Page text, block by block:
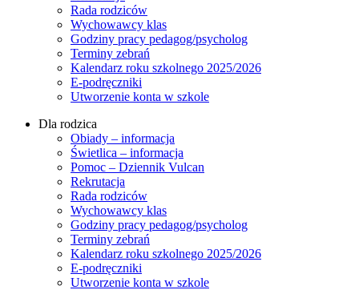
Rada rodziców
Wychowawcy klas
Godziny pracy pedagog/psycholog
Terminy zebrań
Kalendarz roku szkolnego 2025/2026
E-podręczniki
Utworzenie konta w szkole
Dla rodzica
Obiady – informacja
Świetlica – informacja
Pomoc – Dziennik Vulcan
Rekrutacja
Rada rodziców
Wychowawcy klas
Godziny pracy pedagog/psycholog
Terminy zebrań
Kalendarz roku szkolnego 2025/2026
E-podręczniki
Utworzenie konta w szkole